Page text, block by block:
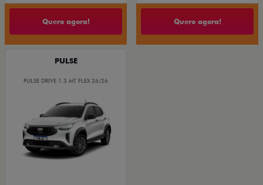
Quero agora! Quero agora!
PULSE
PULSE DRIVE 1.3 MT FLEX 26/26